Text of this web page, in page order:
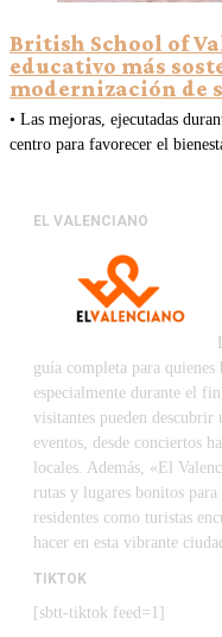
British School of
educativo más
modernización de
• Las mejoras, ejecutadas
centro para favorecer el
EL VALENCIANO
guía completa para
especialmente durante el
visitantes pueden
eventos, desde conciertos
locales. Además, «El
rutas y lugares bonitos
residentes como turistas
hacer en esta vibrante
TIKTOK
[sbtt-tiktok feed=1]